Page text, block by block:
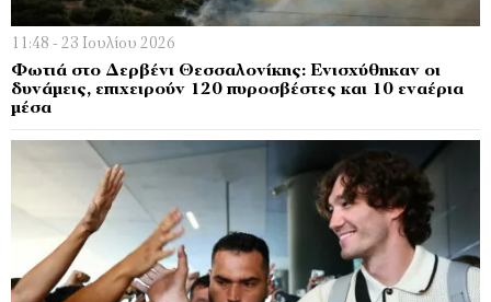
11:48 - 23 Ιουλίου 2026
Φωτιά στο Δερβένι Θεσσαλονίκης: Ενισχύθηκαν οι
δυνάμεις, επιχειρούν 120 πυροσβέστες και 10 εναέρια
μέσα